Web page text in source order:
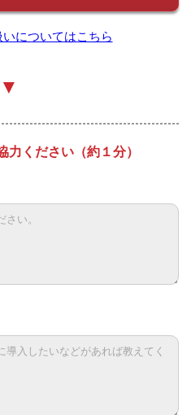
についてはこちら
▼
力ください（約１分）